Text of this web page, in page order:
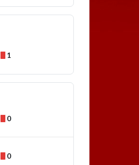
1
0
0